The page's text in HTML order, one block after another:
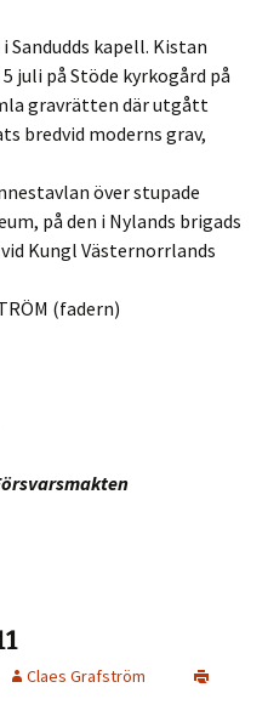
Sandudds kapell. Kistan
juli på Stöde kyrkogård på
gravrätten där utgått
bredvid moderns grav,
över stupade
på den i Nylands brigads
Kungl Västernorrlands
(fadern)
Claes Grafström